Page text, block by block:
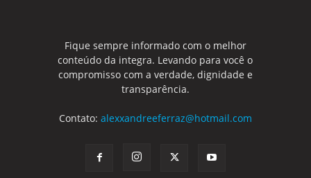
Fique sempre informado com o melhor
conteúdo da integra. Levando para você o
compromisso com a verdade, dignidade e
transparência.
Contato: alexxandreeferraz@hotmail.com